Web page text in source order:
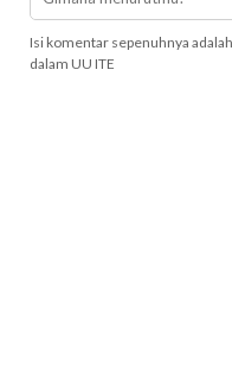
Isi komentar sepenuhnya
dalam UU ITE